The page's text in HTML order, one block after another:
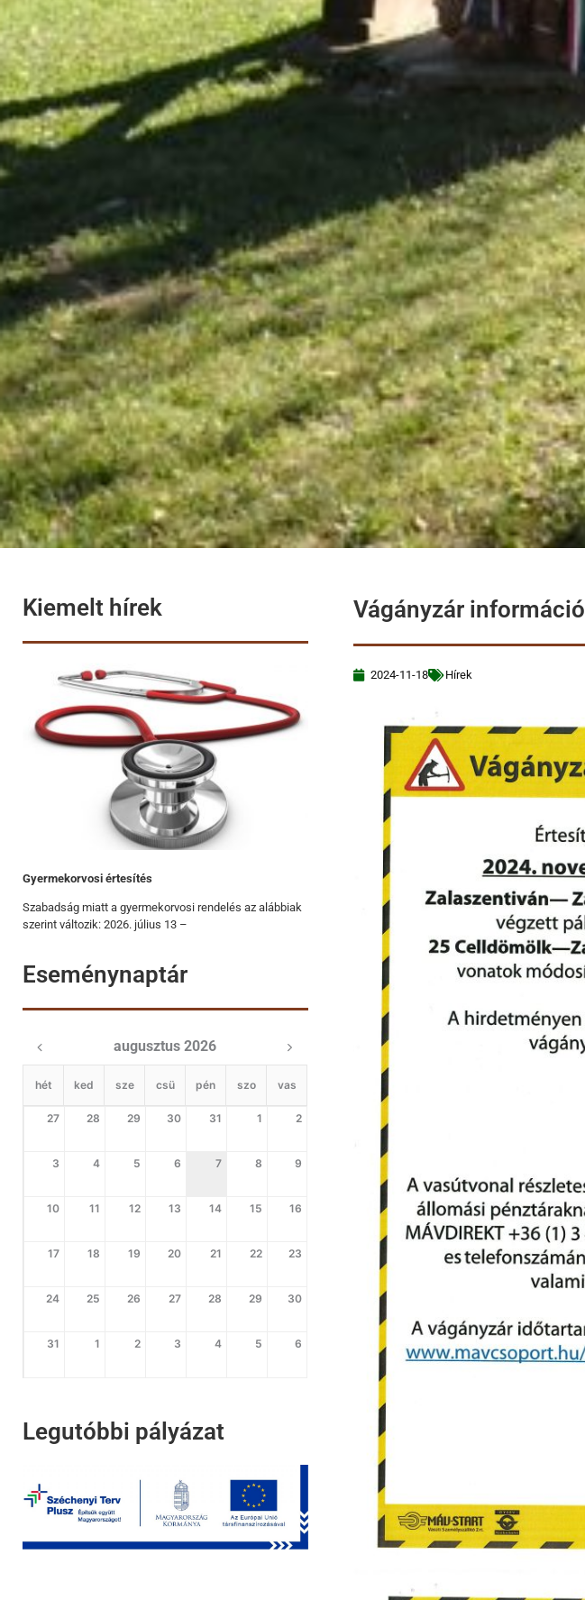
Kiemelt hírek
Gyermekorvosi értesítés
Szabadság miatt a gyermekorvosi rendelés az alábbiak
szerint változik: 2026. július 13 –
Eseménynaptár
augusztus 2026
hét ked sze csü pén szo vas
27 28 29 30 31 1 2
3 4 5 6 7 8 9
10 11 12 13 14 15 16
17 18 19 20 21 22 23
24 25 26 27 28 29 30
31 1 2 3 4 5 6
Legutóbbi pályázat
Vágányzár információ
2024-11-18 Hírek